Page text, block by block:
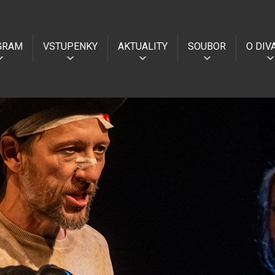
VSTUPENKY AKTUALITY SOUBOR O